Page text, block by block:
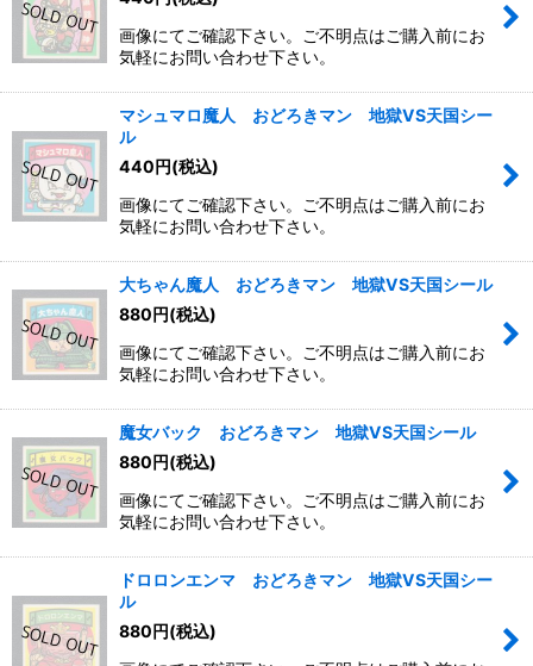
画像にてご確認下さい。ご不明点はご購入前にお
気軽にお問い合わせ下さい。
マシュマロ魔人 おどろきマン 地獄VS天国シー
ル
440円(税込)
画像にてご確認下さい。ご不明点はご購入前にお
気軽にお問い合わせ下さい。
大ちゃん魔人 おどろきマン 地獄VS天国シール
880円(税込)
画像にてご確認下さい。ご不明点はご購入前にお
気軽にお問い合わせ下さい。
魔女バック おどろきマン 地獄VS天国シール
880円(税込)
画像にてご確認下さい。ご不明点はご購入前にお
気軽にお問い合わせ下さい。
ドロロンエンマ おどろきマン 地獄VS天国シー
ル
880円(税込)